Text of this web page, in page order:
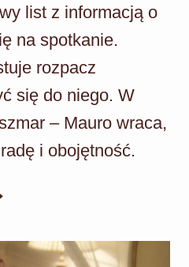
list z informacją o
na spotkanie.
rozpacz
się do niego. W
– Mauro wraca,
i obojętność.